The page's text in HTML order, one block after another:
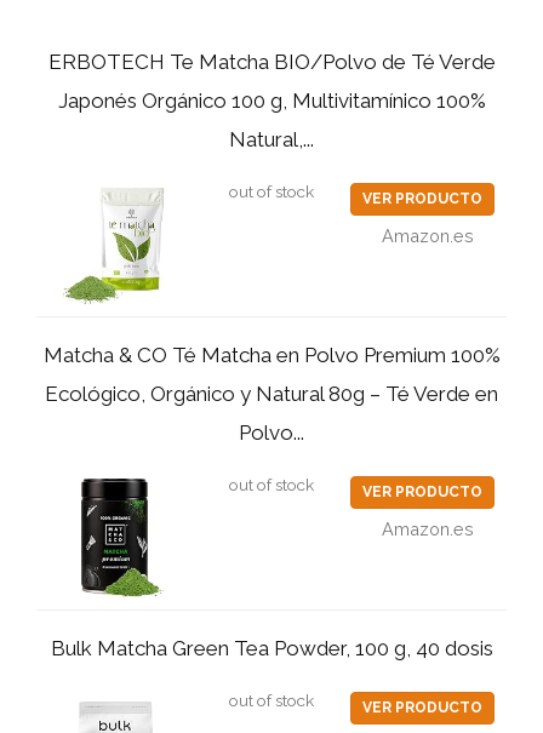
ERBOTECH Te Matcha BIO/Polvo de Té Verde
Japonés Orgánico 100 g, Multivitamínico 100%
Natural,...
out of stock VER PRODUCTO
Amazon.es
Matcha & CO Té Matcha en Polvo Premium 100%
Ecológico, Orgánico y Natural 80g – Té Verde en
Polvo...
out of stock VER PRODUCTO
Amazon.es
Bulk Matcha Green Tea Powder, 100 g, 40 dosis
out of stock VER PRODUCTO